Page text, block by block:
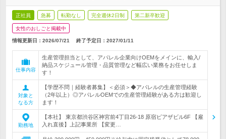
正社員 急募 転勤なし 完全週休2日制 第二新卒歓迎
女性のおしごと掲載中
情報更新日：2026/07/21 終了予定日： 2027/01/11
仕事内容
生産管理担当として、アパレル企業向けOEMをメインに、輸入/
納品スケジュール管理・品質管理など幅広い業務をお任せしま
す！
対象と
なる方
【学歴不問｜経験者募集】＜必須＞◆アパレルの生産管理経験
（2年以上）◎アパレルOEMでの生産管理経験がある方は歓迎し
ます！
勤務地
【本社】 東京都渋谷区神宮前4丁目26-18 原宿ピアザビル6F 【雇
入れ直後】上記事業所 【変更…